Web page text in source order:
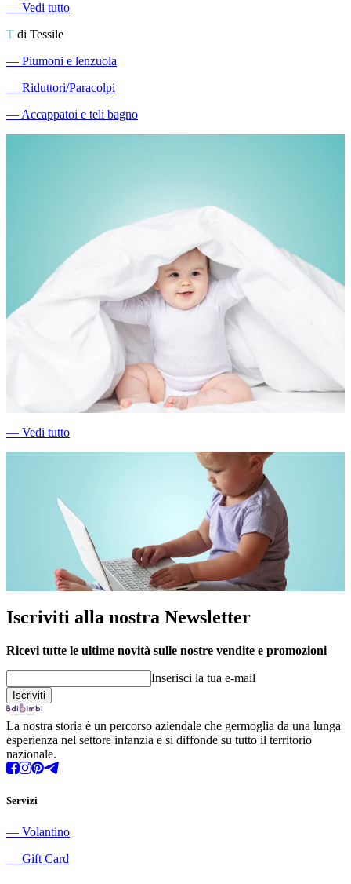
― Vedi tutto
T di Tessile
― Piumoni e lenzuola
― Riduttori/Paracolpi
―Accappatoi e teli bagno
― Vedi tutto
Iscriviti alla nostra Newsletter
Ricevi tutte le ultime novità sulle nostre vendite e promozioni
Inserisci la tua e-mail
La nostra storia è un percorso aziendale che germoglia da una lunga
esperienza nel settore infanzia e si diffonde su tutto il territorio
nazionale.
Servizi
― Volantino
― Gift Card